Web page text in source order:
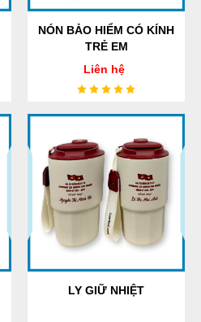
NÓN BẢO HIỂM CÓ KÍNH
TRẺ EM
Liên hệ
LY GIỮ NHIỆT